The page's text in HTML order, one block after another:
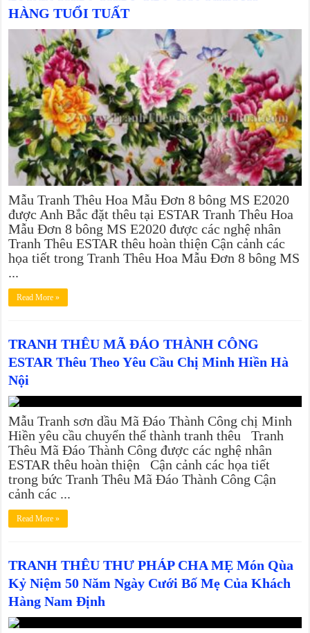
HÀNG TUỔI TUẤT
Mẫu Tranh Thêu Hoa Mẫu Đơn 8 bông MS E2020
được Anh Bắc đặt thêu tại ESTAR Tranh Thêu Hoa
Mẫu Đơn 8 bông MS E2020 được các nghệ nhân
Tranh Thêu ESTAR thêu hoàn thiện Cận cảnh các
họa tiết trong Tranh Thêu Hoa Mẫu Đơn 8 bông MS
...
Read More »
TRANH THÊU MÃ ĐÁO THÀNH CÔNG
ESTAR Thêu Theo Yêu Cầu Chị Minh Hiền Hà
Nội
Mẫu Tranh sơn dầu Mã Đáo Thành Công chị Minh
Hiền yêu cầu chuyển thể thành tranh thêu Tranh
Thêu Mã Đáo Thành Công được các nghệ nhân
ESTAR thêu hoàn thiện Cận cảnh các họa tiết
trong bức Tranh Thêu Mã Đáo Thành Công Cận
cảnh các ...
Read More »
TRANH THÊU THƯ PHÁP CHA MẸ Món Qùa
Kỷ Niệm 50 Năm Ngày Cưới Bố Mẹ Của Khách
Hàng Nam Định